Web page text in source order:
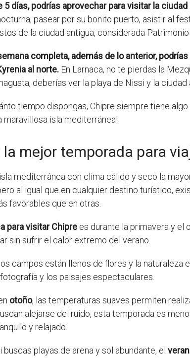
5 días, podrías aprovechar para visitar la
pasear por su bonito puerto, asistir al
de la ciudad antigua, considerada
completa, además de lo anterior,
al norte. En Larnaca, no te pierdas la
deberías ver la playa de Nissi y la
tiempo dispongas, Chipre siempre tiene
maravillosa isla mediterránea!
la mejor temporada para
mediterránea con clima cálido y seco la
al igual que en cualquier destino turístico,
favorables que en otras.
para visitar Chipre es durante la primavera y el
sin sufrir el calor extremo del verano.
campos están llenos de flores y la
y los paisajes espectaculares.
otoño, las temperaturas suaves permiten
alejarse del ruido, esta temporada es
y relajado.
playas de arena y sol abundante, el